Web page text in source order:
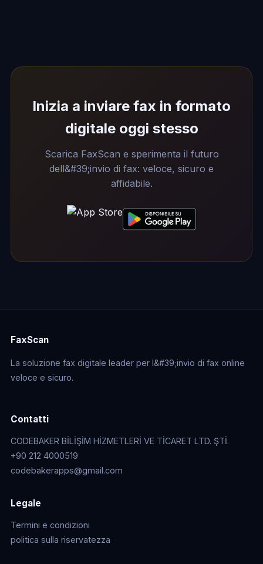
Inizia a inviare fax in formato
digitale oggi stesso
Scarica FaxScan e sperimenta il futuro
dell&#39;invio di fax: veloce, sicuro e
affidabile.
FaxScan
La soluzione fax digitale leader per l&#39;invio di fax online
veloce e sicuro.
Contatti
CODEBAKER BİLİŞİM HİZMETLERİ VE TİCARET LTD. ŞTİ.
+90 212 4000519
codebakerapps@gmail.com
Legale
Termini e condizioni
politica sulla riservatezza